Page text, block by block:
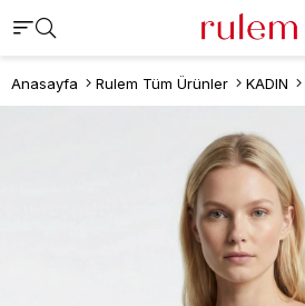
Anasayfa Rulem Tüm Ürünler KADIN